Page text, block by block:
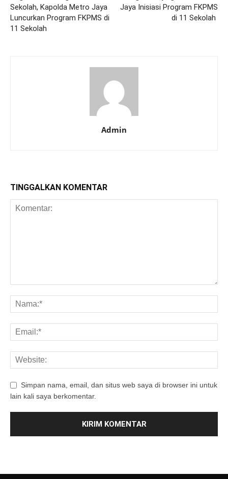
Sekolah, Kapolda Metro Jaya
Luncurkan Program FKPMS di
11 Sekolah
Jaya Inisiasi Program FKPMS
di 11 Sekolah
Admin
TINGGALKAN KOMENTAR
Simpan nama, email, dan situs web saya di browser ini untuk
lain kali saya berkomentar.